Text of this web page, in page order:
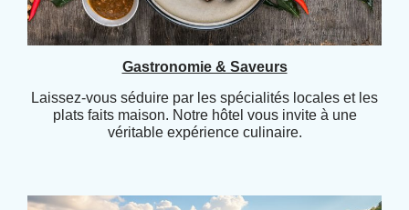
Gastronomie & Saveurs
Laissez-vous séduire par les spécialités locales et les
plats faits maison. Notre hôtel vous invite à une
véritable expérience culinaire.